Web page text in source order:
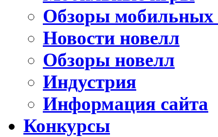
Обзоры мобильных
Новости новелл
Обзоры новелл
Индустрия
Информация сайта
Конкурсы